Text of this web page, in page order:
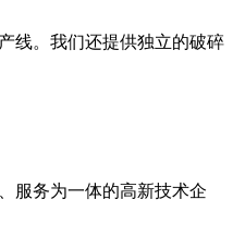
线。我们还提供独立的破碎
服务为一体的高新技术企